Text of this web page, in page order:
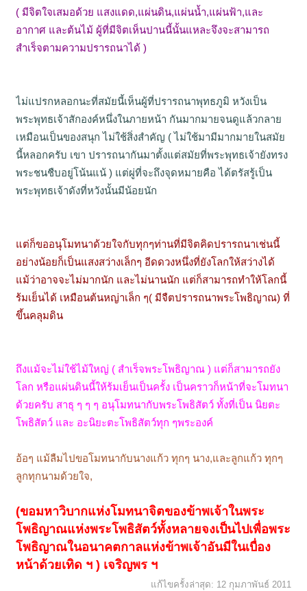
( มีจิตใจเสมอด้วย แสงแดด,แผ่นดิน,แผ่นน้ำ,แผ่นฟ้า,และ
อากาศ และต้นไม้ ผู้ที่มีจิตเห็นปานนี้นั้นแหละจึงจะสามารถ
สำเร็จตามความปรารถนาได้ )
ไม่แปรกหลอกนะที่สมัยนี้เห็นผู้ที่ปรารถนาพุทธภูมิ หวังเป็น
พระพุทธเจ้าสักองค์หนึ่งในภายหน้า กันมากมายจนดูแล้วกลาย
เหมือนเป็นของสนุก ไม่ใช้สิ่งสำคัญ ( ไม่ใช้มามีมากมายในสมัย
นี้หลอกครับ เขา ปรารถนากันมาตั้งแต่สมัยที่พระพุทธเจ้ายังทรง
พระชนชืบอยู่โน้นแน้ ) แต่ผู่ที่จะถึงจุดหมายคือ ได้ตรัสรู้เป็น
พระพุทธเจ้าดังที่หวังนั้นมีน้อยนัก
แต่ก็ขออนุโมทนาด้วยใจกับทุกๆท่านที่มีจิตคิดปรารถนาเช่นนี้
อย่างน้อยก็เป็นแสงสว่างเล็กๆ อีดดวงหนึ่งที่ยังโลกให้สว่างได้
แม้ว่าอาจจะไม่มากนัก และไม่นานนัก แต่ก็สามารถทำให้โลกนี้
ร้มเย็นได้ เหมือนต้นหญ่าเล็ก ๆ( มีจืตปรารถนาพระโพธิญาณ) ที่
ขึ้นคลุมดิน
ถึงแม้จะไม่ใช้ไม้ใหญ่ ( สำเร็จพระโพธิญาณ ) แต่ก็สามารถยัง
โลก หรือแผ่นดินนี้ให้ร้มเย็นเป็นครั้ง เป็นคราวก็หน้าที่จะโมทนา
ด้วยครับ สาธุ ๆ ๆ ๆ อนุโมทนากับพระโพธิสัตว์ ทั้งที่เป็น นิยตะ
โพธิสัตว์ และ อะนิยะตะโพธิสัตว์ทุก ๆพระองค์
อ้อๆ แม้ลืมไปขอโมทนากับนางแก้ว ทุกๆ นาง,และลูกแก้ว ทุกๆ
ลูกทุกนามด้วยใจ,
(ขอมหาวิบากแห่งโมทนาจิตของข้าพเจ้าในพระ
โพธิญาณแห่งพระโพธิสัตว์ทั้งหลายจงเป็นไปเพื่อพระ
โพธิญาณในอนาคตกาลแห่งข้าพเจ้าอันมีในเบื่อง
หน้าด้วยเทิด ฯ ) เจริญพร ฯ
แก้ไขครั้งล่าสุด: 12 กุมภาพันธ์ 2011